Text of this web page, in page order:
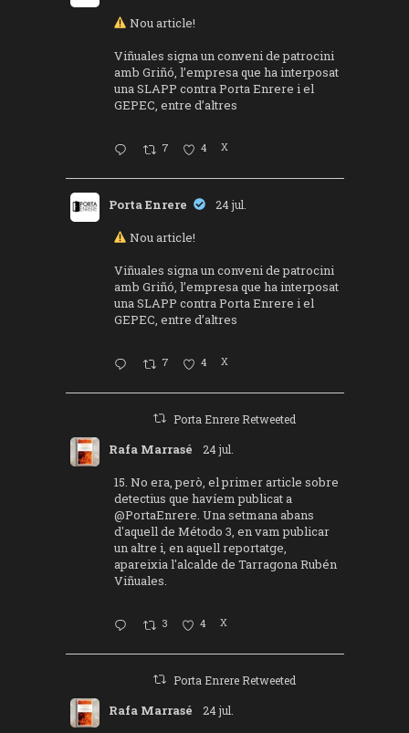
Nou article!
Viñuales signa un conveni de patrocini
amb Griñó, l’empresa que ha interposat
una SLAPP contra Porta Enrere i el
GEPEC, entre d’altres
7 4 X
Porta Enrere 24 jul.
Nou article!
Viñuales signa un conveni de patrocini
amb Griñó, l’empresa que ha interposat
una SLAPP contra Porta Enrere i el
GEPEC, entre d’altres
7 4 X
Porta Enrere Retweeted
Rafa Marrasé 24 jul.
15. No era, però, el primer article sobre
detectius que havíem publicat a
@PortaEnrere. Una setmana abans
d'aquell de Método 3, en vam publicar
un altre i, en aquell reportatge,
apareixia l'alcalde de Tarragona Rubén
Viñuales.
3 4 X
Porta Enrere Retweeted
Rafa Marrasé 24 jul.